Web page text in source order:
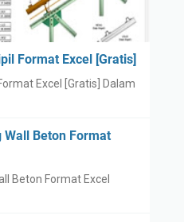
Format Excel [Gratis]
Excel [Gratis] Dalam
Beton Format
Beton Format Excel